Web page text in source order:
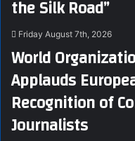
the Silk Road”
Friday August 7th, 2026
World
Applauds
Recognition of
Journalists